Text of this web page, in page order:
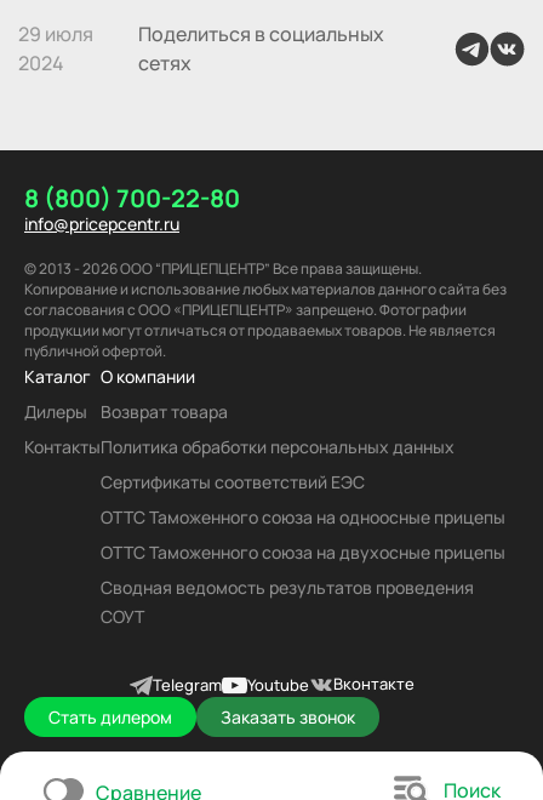
29 июля
2024
Поделиться в социальных
сетях
8 (800) 700-22-80
info@pricepcentr.ru
© 2013 - 2026 ООО “ПРИЦЕПЦЕНТР” Все права защищены.
Копирование и использование любых материалов данного сайта без
согласования с ООО «ПРИЦЕПЦЕНТР» запрещено. Фотографии
продукции могут отличаться от продаваемых товаров. Не является
публичной офертой.
Каталог
Дилеры
Контакты
О компании
Возврат товара
Политика обработки персональных данных
Сертификаты соответствий ЕЭС
ОТТС Таможенного союза на одноосные прицепы
ОТТС Таможенного союза на двухосные прицепы
Сводная ведомость результатов проведения
СОУТ
Telegram Youtube Вконтакте
Стать дилером Заказать звонок
Сравнение Поиск